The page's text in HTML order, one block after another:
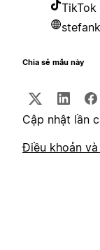
TikTok
Chia sẻ mẫu này
Cập nhật lần
Điều khoản